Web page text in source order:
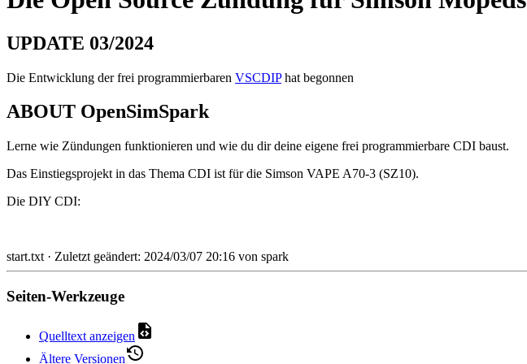
UPDATE 03/2024
Die Entwicklung der frei programmierbaren VSCDIPhat begonnen
ABOUT OpenSimSpark
Lerne wie Zündungen funktionieren und wie du dir deine eigene frei programmierbare CDI baust.
Das Einstiegsprojekt in das Thema CDI ist für die Simson VAPE A70-3 (SZ10).
Die DIY CDI:
start.txt · Zuletzt geändert: 2024/03/07 20:16 von spark
Seiten-Werkzeuge
Quelltext anzeigen
Ältere Versionen